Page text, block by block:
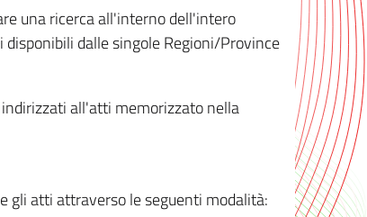
una ricerca all'interno dell'intero
dalle singole Regioni/Province
all'atti memorizzato nella
gli atti attraverso le seguenti modalità: